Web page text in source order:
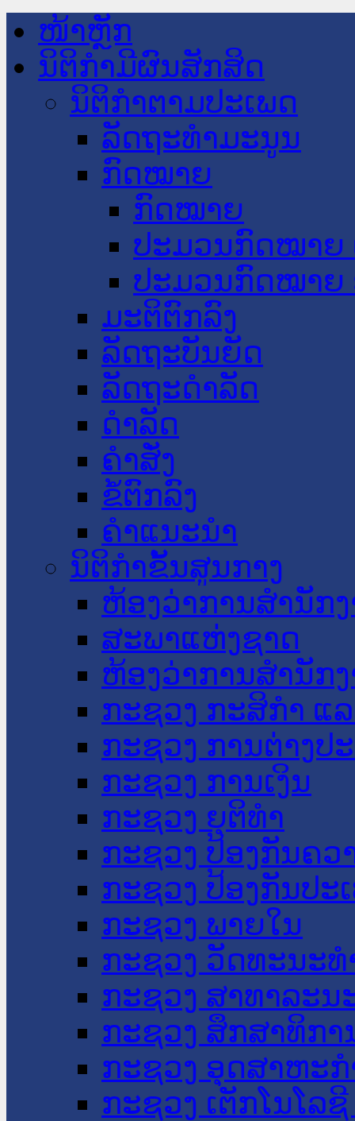
ໜ້າຫຼັກ
ນິຕິກໍາມີຜົນສັກສິດ
ນິຕິກໍາຕາມປະເພດ
ລັດຖະທໍາມະນູນ
ກົດໝາຍ
ກົດໝາຍ
ປະມວນກົດໝາຍ
ປະມວນກົດໝາຍ
ມະຕິຕົກລົງ
ລັດຖະບັນຍັດ
ລັດຖະດໍາລັດ
ດໍາລັດ
ຄໍາສັ່ງ
ຂໍ້ຕົກລົງ
ຄໍາແນະນໍາ
ນິຕິກໍາຂັ້ນສູນກາງ
ຫ້ອງວ່າການສໍານັກ
ສະພາແຫ່ງຊາດ
ຫ້ອງວ່າການສຳນັກ
ກະຊວງ ກະສິກຳ ແ
ກະຊວງ ການຕ່າງປ
ກະຊວງ ການເງິນ
ກະຊວງ ຍຸຕິທໍາ
ກະຊວງ ປ້ອງກັນຄວ
ກະຊວງ ປ້ອງກັນປະ
ກະຊວງ ພາຍໃນ
ກະຊວງ ວັດທະນະ
ກະຊວງ ສາທາລະນ
ກະຊວງ ສຶກສາທິກາ
ກະຊວງ ອຸດສາຫະ
ກະຊວງ ເຕັກໂນໂລ